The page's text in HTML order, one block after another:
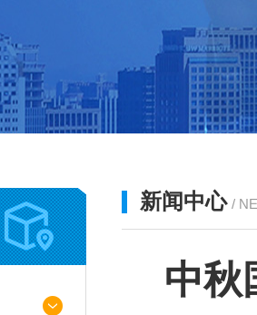
新闻中心 /
中秋